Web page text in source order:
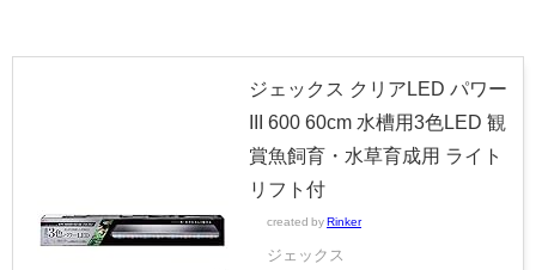
ジェックス クリアLED パワー
III 600 60cm 水槽用3色LED 観
賞魚飼育・水草育成用 ライト
リフト付
created by Rinker
ジェックス